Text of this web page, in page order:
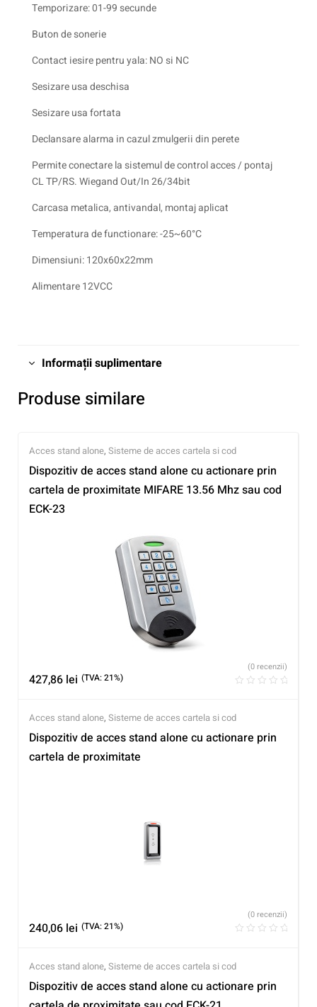
Temporizare: 01-99 secunde
Buton de sonerie
Contact iesire pentru yala: NO si NC
Sesizare usa deschisa
Sesizare usa fortata
Declansare alarma in cazul zmulgerii din perete
Permite conectare la sistemul de control acces / pontaj
CL TP/RS. Wiegand Out/In 26/34bit
Carcasa metalica, antivandal, montaj aplicat
Temperatura de functionare: -25~60°C
Dimensiuni: 120x60x22mm
Alimentare 12VCC
Informații suplimentare
Produse similare
Acces stand alone, Sisteme de acces cartela si cod
Dispozitiv de acces stand alone cu actionare prin
cartela de proximitate MIFARE 13.56 Mhz sau cod
ECK-23
427,86 lei (TVA: 21%)
(0 recenzii)
Acces stand alone, Sisteme de acces cartela si cod
Dispozitiv de acces stand alone cu actionare prin
cartela de proximitate
240,06 lei (TVA: 21%)
(0 recenzii)
Acces stand alone, Sisteme de acces cartela si cod
Dispozitiv de acces stand alone cu actionare prin